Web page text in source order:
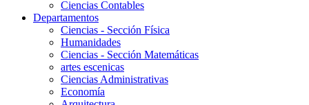
Ciencias Contables
Departamentos
Ciencias - Sección Física
Humanidades
Ciencias - Sección Matemáticas
artes escenicas
Ciencias Administrativas
Economía